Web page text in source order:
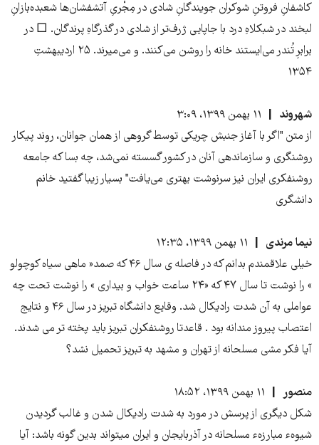
کاشفانِ فروتنِ شوکران جویندگانِ شادی در مِجْری‌ِ آتشفشان‌ها شعبده‌بازانِ
لبخند در شبکلاهِ درد با جاپایی ژرف‌تر از شادی در گذرگاهِ پرندگان. □ در
برابرِ تُندر می‌ایستند خانه را روشن می‌کنند. و می‌میرند. ۲۵ اردیبهشتِ
۱۳۵۴
شهروند
۱۱ بهمن ۱۳۹۹، ۳:۰۹
از متن "اگر با آغاز جنبش چریکی توسط گروهی از همان جوانان‌، روند پیکار
روشنگری و سازماندهی آنان در کشور گسسته نمی‌شد، چه بسا که جامعه
روشنفکری ایران نیز سرنوشت بهتری می‌یافت" بسیار زیبا گفتید خانم
دانشگری
نیما مرندی
۱۱ بهمن ۱۳۹۹، ۱۲:۳۵
خیلی علاقمندم بدانم که در فاصله ی سال ۴۶ که صمد« ماهی سیاه کوچولو
» را نوشت تا سال ۴۷ که «۲۴ ساعت خواب و بیداری » را نوشت تحت چه
عواملی به آن شدت رادیکال شد. وقایع دانشگاه تبریز در سال ۴۶ و نتایج
اعتصاب پیروز مندانه بود . قاعدتا روشنفکران تبریز باید پخته تر می شدند.
آیا فکر مشی مسلحانه از تهران و مشهد به تبریز تحمیل نشد؟
منصور
۱۱ بهمن ۱۳۹۹، ۱۸:۵۲
شکل دیگری از پرسش در مورد به شدت رادیکال شدن و غالب گردیدن
شیوهء مبارزهء مسلحانه در آذربایجان و ایران میتواند بدین گونه باشد: آیا